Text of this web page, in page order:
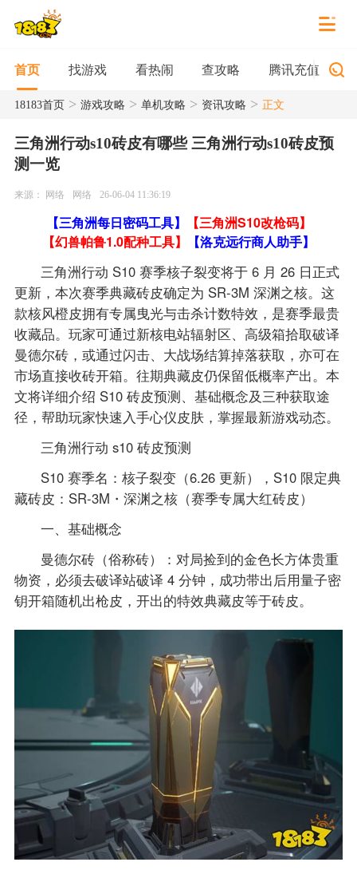
首页 找游戏 看热闹 查攻略 腾讯充值
18183首页> 游戏攻略 > 单机攻略 > 资讯攻略 > 正文
三角洲行动s10砖皮有哪些 三角洲行动s10砖皮预
测一览
来源： 网络 网络 26-06-04 11:36:19
【三角洲每日密码工具】
【三角洲S10改枪码】
【幻兽帕鲁1.0配种工具】
【洛克远行商人助手】
三角洲行动 S10 赛季核子裂变将于 6 月 26 日正式
更新，本次赛季典藏砖皮确定为 SR-3M 深渊之核。这
款核风橙皮拥有专属曳光与击杀计数特效，是赛季最贵
收藏品。玩家可通过新核电站辐射区、高级箱拾取破译
曼德尔砖，或通过闪击、大战场结算掉落获取，亦可在
市场直接收砖开箱。往期典藏皮仍保留低概率产出。本
文将详细介绍 S10 砖皮预测、基础概念及三种获取途
径，帮助玩家快速入手心仪皮肤，掌握最新游戏动态。
三角洲行动 s10 砖皮预测
S10 赛季名：核子裂变（6.26 更新），S10 限定典
藏砖皮：SR-3M・深渊之核（赛季专属大红砖皮）
一、基础概念
曼德尔砖（俗称砖）：对局捡到的金色长方体贵重
物资，必须去破译站破译 4 分钟，成功带出后用量子密
钥开箱随机出枪皮，开出的特效典藏皮等于砖皮。